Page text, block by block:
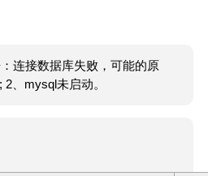
连接数据库失败，可能的原
、mysql未启动。